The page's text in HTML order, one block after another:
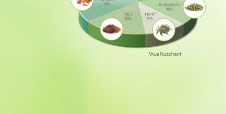
*Aus Nutzhanf